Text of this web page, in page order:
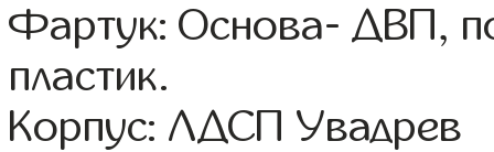
Фартук: Основа- ДВП,
пластик.
Корпус: ЛДСП Увадрев